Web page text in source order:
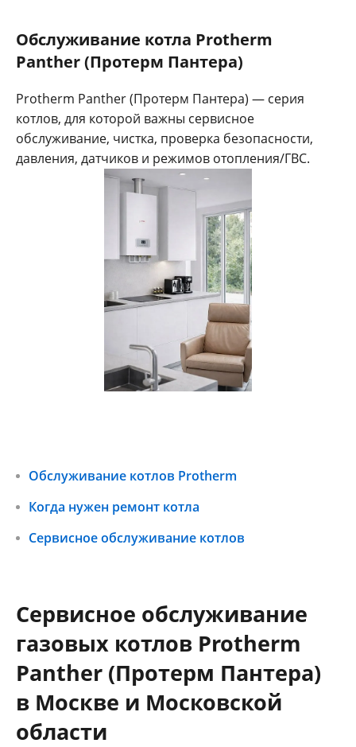
Обслуживание котла Protherm
Panther (Протерм Пантера)
Protherm Panther (Протерм Пантера) — серия
котлов, для которой важны сервисное
обслуживание, чистка, проверка безопасности,
давления, датчиков и режимов отопления/ГВС.
Обслуживание котлов Protherm
Когда нужен ремонт котла
Сервисное обслуживание котлов
Сервисное обслуживание
газовых котлов Protherm
Panther (Протерм Пантера)
в Москве и Московской
области